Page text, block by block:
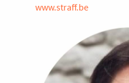
www.straff.be